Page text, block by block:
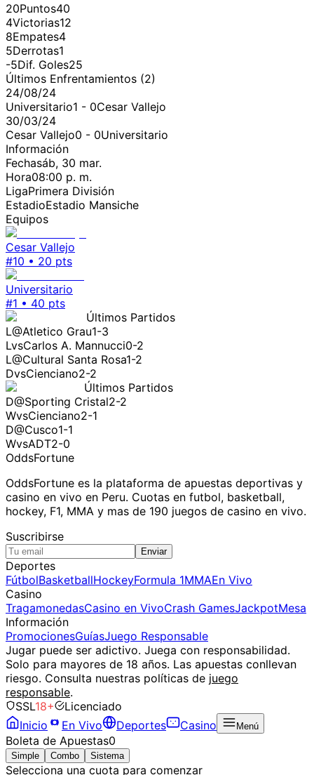
20Puntos40
4Victorias12
8Empates4
5Derrotas1
-5Dif. Goles25
Últimos Enfrentamientos (2)
24/08/24
Universitario1 - 0Cesar Vallejo
30/03/24
Cesar Vallejo0 - 0Universitario
Información
Fechasáb, 30 mar.
Hora08:00 p. m.
LigaPrimera División
EstadioEstadio Mansiche
Equipos
Cesar Vallejo
#10 • 20 pts
Universitario
#1 • 40 pts
Últimos Partidos
L@Atletico Grau1-3
LvsCarlos A. Mannucci0-2
L@Cultural Santa Rosa1-2
DvsCienciano2-2
Últimos Partidos
D@Sporting Cristal2-2
WvsCienciano2-1
D@Cusco1-1
WvsADT2-0
OddsFortune
OddsFortune es la plataforma de apuestas deportivas y
casino en vivo en Peru. Cuotas en futbol, basketball,
hockey, F1, MMA y mas de 190 juegos de casino en vivo.
Suscribirse
Enviar
Deportes
FútbolBasketballHockeyFormula 1MMAEn Vivo
Casino
TragamonedasCasino en VivoCrash GamesJackpotMesa
Información
PromocionesGuíasJuego Responsable
Jugar puede ser adictivo. Juega con responsabilidad.
Solo para mayores de 18 años. Las apuestas conllevan
riesgo. Consulta nuestras políticas de juego
responsable.
SSL18+
Licenciado
Inicio
En Vivo Deportes Casino Menú
Boleta de Apuestas0
Simple Combo Sistema
Selecciona una cuota para comenzar